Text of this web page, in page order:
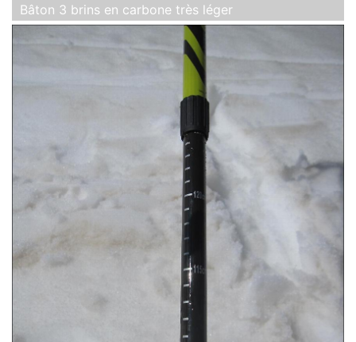
Bâton 3 brins en carbone très léger